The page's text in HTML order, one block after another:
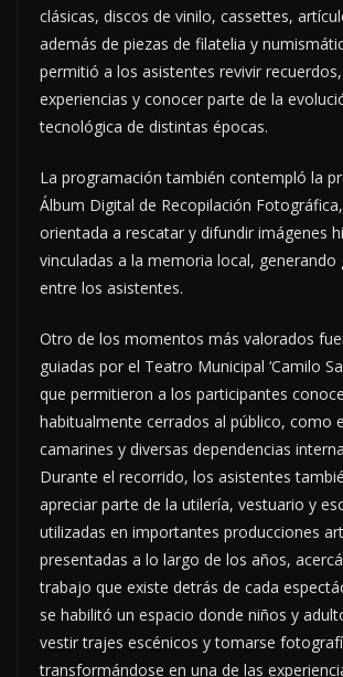
clásicas, discos de vinilo, cassettes,
además de piezas de filatelia y
permitió a los asistentes revivir
experiencias y conocer parte de la
tecnológica de distintas épocas.
La programación también contempló la
Álbum Digital de Recopilación
orientada a rescatar y difundir imágenes
vinculadas a la memoria local, generando
entre los asistentes.
Otro de los momentos más valorados
guiadas por el Teatro Municipal ‘Camilo
que permitieron a los participantes
habitualmente cerrados al público, como
camarines y diversas dependencias
Durante el recorrido, los asistentes
apreciar parte de la utilería, vestuario y
utilizadas en importantes producciones
presentadas a lo largo de los años,
trabajo que existe detrás de cada
se habilitó un espacio donde niños y
vestir trajes escénicos y tomarse
transformándose en una de las